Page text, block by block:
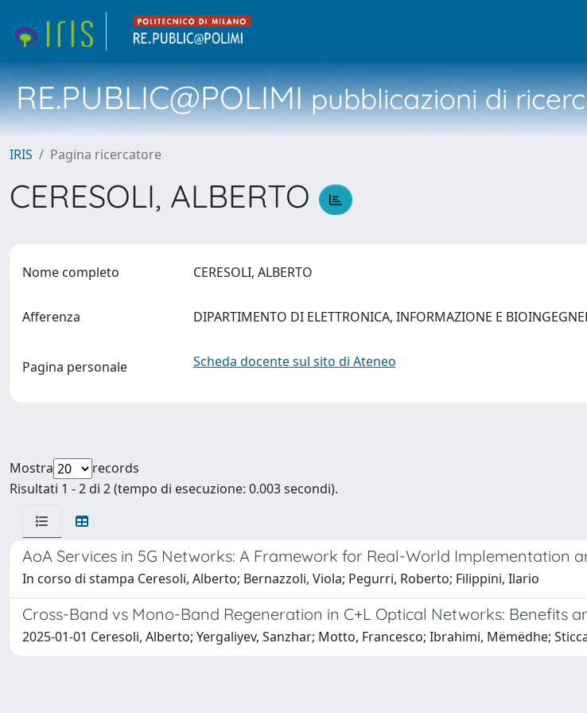
RE.PUBLIC@POLIMIpubblicazioni di
IRIS Pagina ricercatore
CERESOLI, ALBERTO
Nome completo CERESOLI, ALBERTO
Afferenza DIPARTIMENTO DI ELETTRONICA, INFORMAZIONE E
Pagina personale Scheda docente sul sito di Ateneo
Mostra
records
Risultati 1 - 2 di 2 (tempo di esecuzione: 0.003 secondi).
AoA Services in 5G Networks: A Framework for Real-World Implementation
In corso di stampa Ceresoli, Alberto; Bernazzoli, Viola; Pegurri, Roberto; Filippini, Ilario
Cross-Band vs Mono-Band Regeneration in C+L Optical Networks: Benefits
2025-01-01 Ceresoli, Alberto; Yergaliyev, Sanzhar; Motto, Francesco; Ibrahimi, Mëmëdhe;